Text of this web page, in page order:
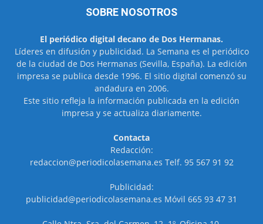
SOBRE NOSOTROS
El periódico digital decano de Dos Hermanas.
Líderes en difusión y publicidad. La Semana es el periódico
de la ciudad de Dos Hermanas (Sevilla, España). La edición
impresa se publica desde 1996. El sitio digital comenzó su
andadura en 2006.
Este sitio refleja la información publicada en la edición
impresa y se actualiza diariamente.
Contacta
Redacción:
redaccion@periodicolasemana.es Telf. 95 567 91 92
Publicidad:
publicidad@periodicolasemana.es Móvil 665 93 47 31